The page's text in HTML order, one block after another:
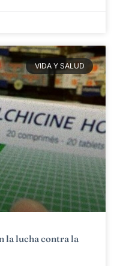
VIDA Y SALUD
la lucha contra la